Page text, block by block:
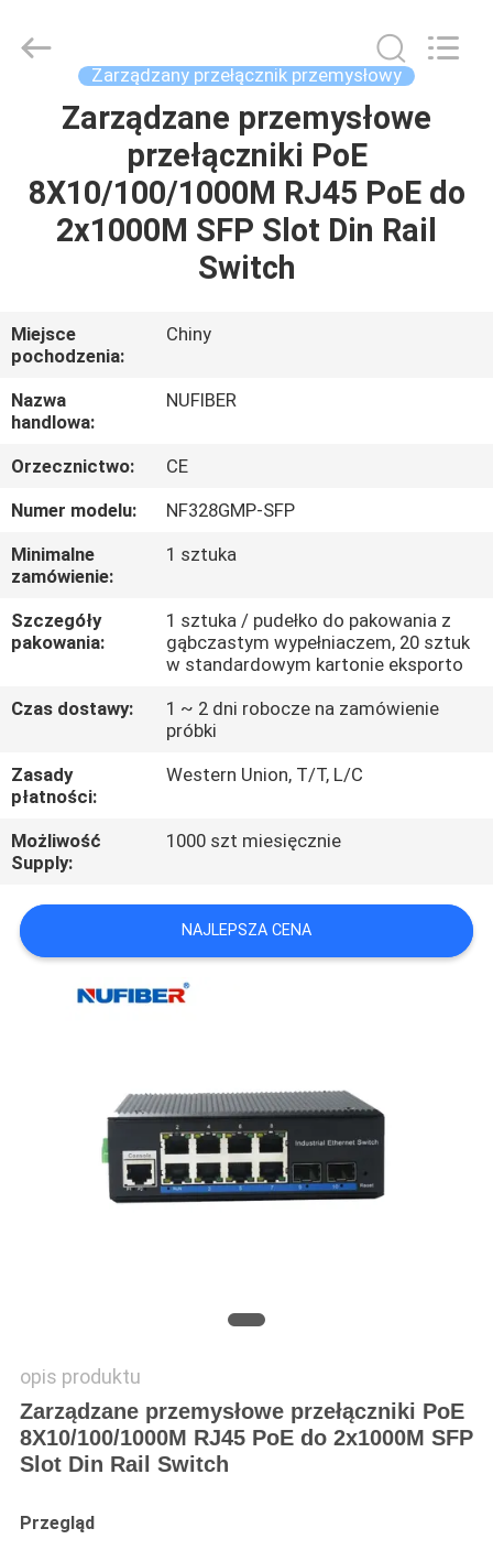
DOM
PRODUKTY
WYCIECZKA
PO
FABRYCE
KONTROLA
JAKOŚCI
SKONTAKTUJ
SIĘ
Z
AKTUALNOŚCI
POPROSIĆ
WYCENĘ
POLITYKA
PRYWATNOŚCI
Co.,Ltd.
Zarządzany przełącznik przemysłowy
Zarządzane przemysłowe
przełączniki PoE
8X10/100/1000M RJ45 PoE do
2x1000M SFP Slot Din Rail
Switch
Miejsce
pochodzenia:
Chiny
Nazwa
handlowa:
NUFIBER
Orzecznictwo:
CE
Numer modelu:
NF328GMP-SFP
Minimalne
zamówienie:
1 sztuka
Szczegóły
pakowania:
1 sztuka / pudełko do pakowania z
gąbczastym wypełniaczem, 20 sztuk
w standardowym kartonie eksporto
Czas dostawy:
1 ~ 2 dni robocze na zamówienie
próbki
Zasady
płatności:
Western Union, T/T, L/C
Możliwość
Supply:
1000 szt miesięcznie
NAJLEPSZA CENA
opis produktu
Zarządzane przemysłowe przełączniki PoE
8X10/100/1000M RJ45 PoE do 2x1000M SFP
Slot Din Rail Switch
Przegląd